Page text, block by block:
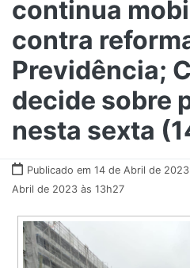
continua
contra
Previdência;
decide sobre
nesta sexta
Publicado em 14 de Abril de 2023
Abril de 2023 às 13h27